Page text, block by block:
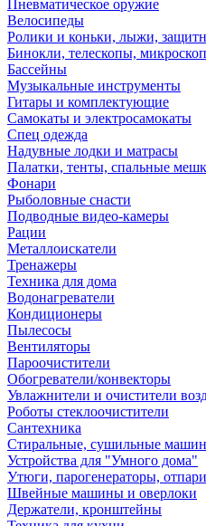
Пневматическое оружие
Велосипеды
Ролики и коньки, лыжи,
Бинокли, телескопы,
Бассейны
Музыкальные инструменты
Гитары и комплектующие
Самокаты и электросамокаты
Спец одежда
Надувные лодки и матрасы
Палатки, тенты, спальные
Фонари
Рыболовные снасти
Подводные видео-камеры
Рации
Металлоискатели
Тренажеры
Техника для дома
Водонагреватели
Кондиционеры
Пылесосы
Вентиляторы
Пароочистители
Обогреватели/конвекторы
Увлажнители и очистители
Роботы стеклоочистители
Сантехника
Стиральные, сушильные
Устройства для "Умного дома"
Утюги, парогенераторы,
Швейные машины и оверлоки
Держатели, кронштейны